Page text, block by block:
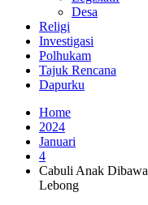
Desa
Religi
Investigasi
Polhukam
Tajuk Rencana
Dapurku
Home
2024
Januari
4
Cabuli Anak
Lebong